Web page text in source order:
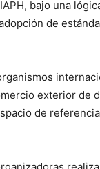
bajo una
de
exterior de
de